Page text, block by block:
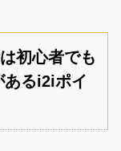
初心者でも
あるi2iポイ